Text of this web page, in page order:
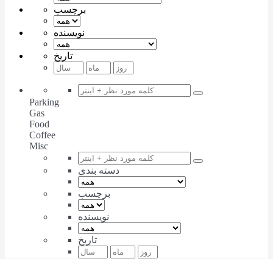
برچسب
نویسنده
تاریخ
Parking
Gas
Food
Coffee
Misc
دسته بندی
برچسب
نویسنده
تاریخ